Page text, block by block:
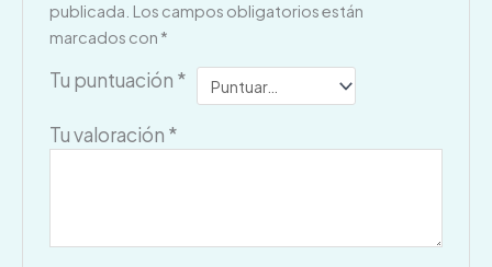
publicada. Los campos obligatorios están
marcados con *
Tu puntuación *
Tu valoración *